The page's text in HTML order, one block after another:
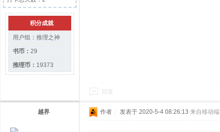
积分成就
用户组： 推理之神
书币： 29
推理币： 19373
回复
越界 作者 发表于 2020-5-4 08:26:13 来自移动端